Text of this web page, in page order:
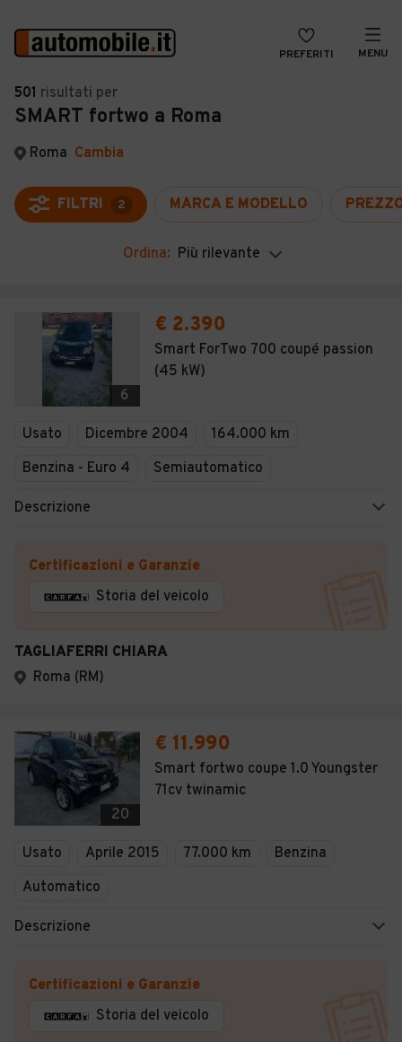
PREFERITI MENU
Auto
Auto usate
Auto Km 0
Auto Nuove
Noleggio a lungo termine
Moto
Camper
Veicoli Commerciali
VENDI
MAGAZINE
ACCEDI
501 risultati per
SMART fortwo a Roma
Roma Cambia
FILTRI 2 MARCA E MODELLO
Ordina: Più rilevante
6
€ 2.390
Smart ForTwo 700 coupé passion
(45 kW)
Usato Dicembre 2004
164.000 km
Benzina - Euro 4
Semiautomatico
Descrizione
Certificazioni e Garanzie
Storia del veicolo
TAGLIAFERRI CHIARA
Roma (RM)
20
€ 11.990
Smart fortwo coupe 1.0 Youngster
71cv twinamic
Usato Aprile 2015 77.000 km
Benzina
Automatico
Descrizione
Certificazioni e Garanzie
Storia del veicolo